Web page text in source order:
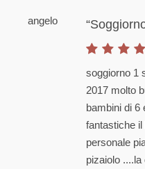
angelo
soggiorno 1
2017 molto
bambini di 6
fantastiche
personale
pizaiolo